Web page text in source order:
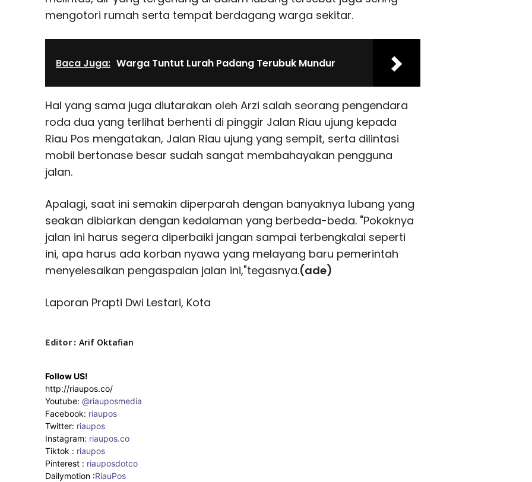
mengotori rumah serta tempat berdagang warga sekitar.
Baca Juga: Warga Tuntut Lurah Padang Terubuk Mundur
Hal yang sama juga diutarakan oleh Arzi salah seorang pengendara
roda dua yang terlihat berhenti di pinggir Jalan Riau ujung kepada
Riau Pos mengatakan, Jalan Riau ujung yang sempit, serta dilintasi
mobil bertonase besar sudah sangat membahayakan pengguna
jalan.
Apalagi, saat ini semakin diperparah dengan banyaknya lubang yang
seakan dibiarkan dengan kedalaman yang berbeda-beda. "Pokoknya
jalan ini harus segera diperbaiki jangan sampai terbengkalai seperti
ini, apa harus ada korban nyawa yang melayang baru pemerintah
menyelesaikan pengaspalan jalan ini,"tegasnya.(ade)
Laporan Prapti Dwi Lestari, Kota
Editor : Arif Oktafian
Follow US!
http://riaupos.co/
Youtube: @riauposmedia
Facebook: riaupos
Twitter: riaupos
Instagram: riaupos.co
Tiktok : riaupos
Pinterest : riauposdotco
Dailymotion :RiauPos